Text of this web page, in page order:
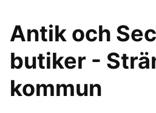
Antik och
butiker -
kommun